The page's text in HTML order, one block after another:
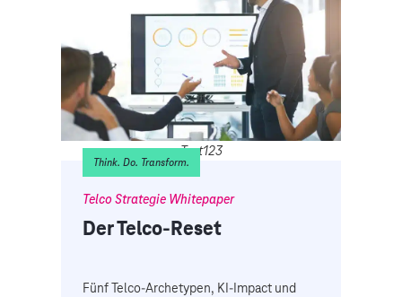
Test123
Think. Do. Transform.
Telco Strategie Whitepaper
Der Telco-Reset
Fünf Telco-Archetypen, KI-Impact und